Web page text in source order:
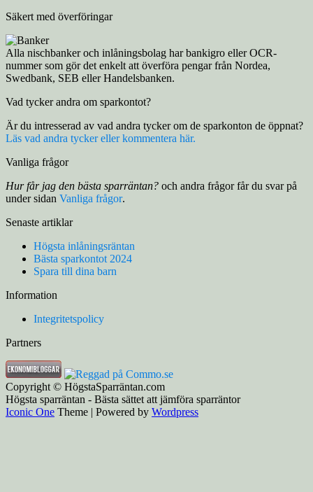
Säkert med överföringar
Alla nischbanker och inlåningsbolag har bankigro eller OCR-
nummer som gör det enkelt att överföra pengar från Nordea,
Swedbank, SEB eller Handelsbanken.
Vad tycker andra om sparkontot?
Är du intresserad av vad andra tycker om de sparkonton de öppnat?
Läs vad andra tycker eller kommentera här.
Vanliga frågor
Hur får jag den bästa sparräntan? och andra frågor får du svar på
under sidan Vanliga frågor.
Senaste artiklar
Högsta inlåningsräntan
Bästa sparkontot 2024
Spara till dina barn
Information
Integritetspolicy
Partners
Copyright © HögstaSparräntan.com
Högsta sparräntan - Bästa sättet att jämföra sparräntor
Iconic One Theme | Powered by Wordpress